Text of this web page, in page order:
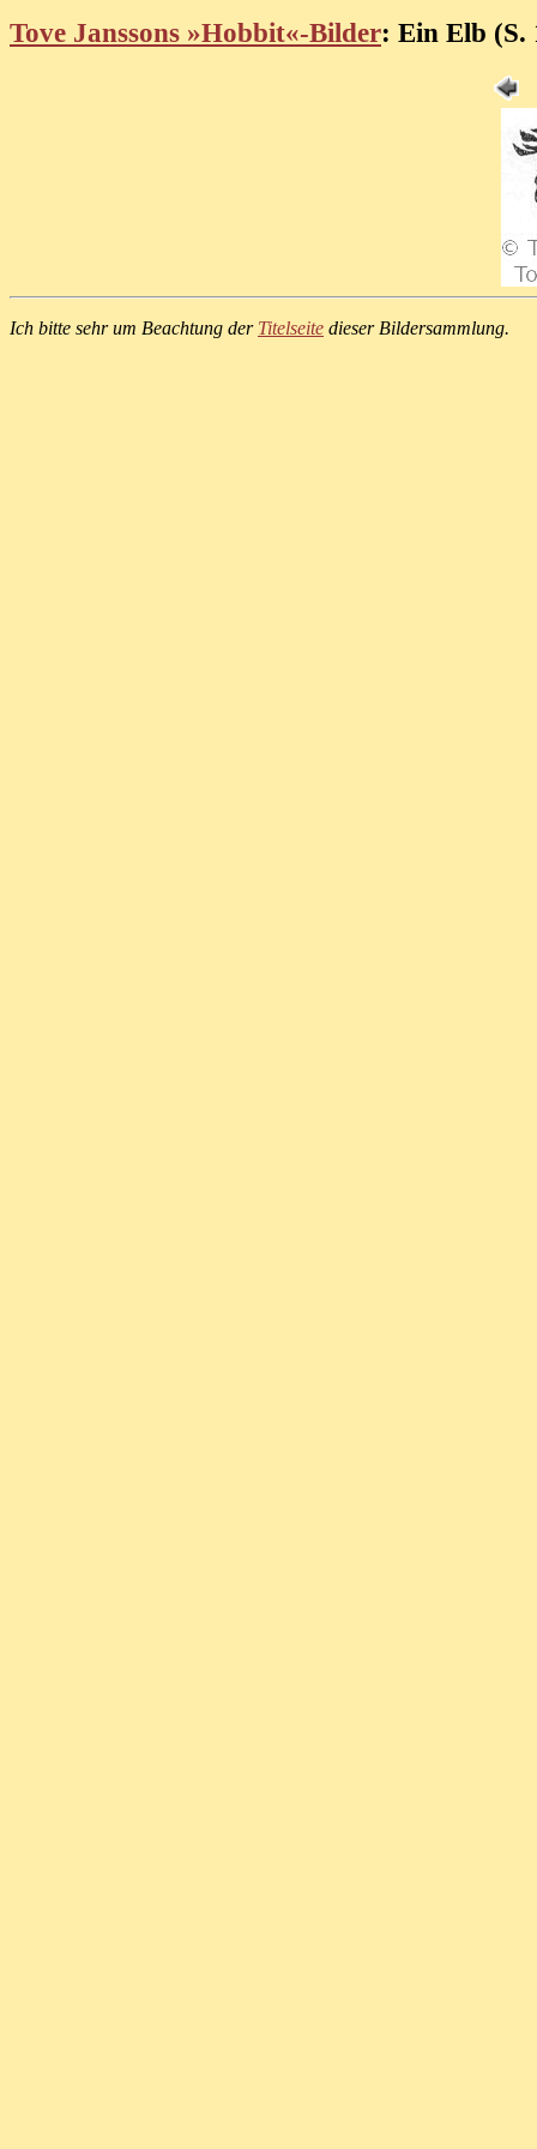
Tove Janssons »Hobbit«-Bilder: Ein Elb (S.
Ich bitte sehr um Beachtung der Titelseite dieser Bildersammlung.